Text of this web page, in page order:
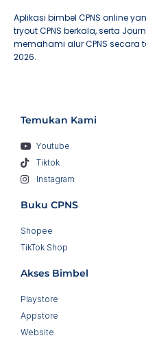
Aplikasi bimbel CPNS online
tryout CPNS berkala, serta
memahami alur CPNS secara
2026.
Temukan Kami
Youtube
Tiktok
Instagram
Buku CPNS
Shopee
TikTok Shop
Akses Bimbel
Playstore
Appstore
Website